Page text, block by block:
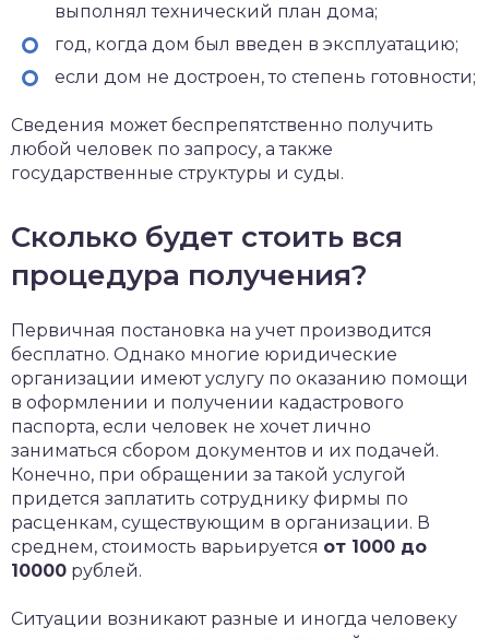
выполнял технический план дома;
год, когда дом был введен в эксплуатацию;
если дом не достроен, то степень готовности;
Сведения может беспрепятственно получить
любой человек по запросу, а также
государственные структуры и суды.
Сколько будет стоить вся
процедура получения?
Первичная постановка на учет производится
бесплатно. Однако многие юридические
организации имеют услугу по оказанию помощи
в оформлении и получении кадастрового
паспорта, если человек не хочет лично
заниматься сбором документов и их подачей.
Конечно, при обращении за такой услугой
придется заплатить сотруднику фирмы по
расценкам, существующим в организации. В
среднем, стоимость варьируется от 1000 до
10000 рублей.
Ситуации возникают разные и иногда человеку